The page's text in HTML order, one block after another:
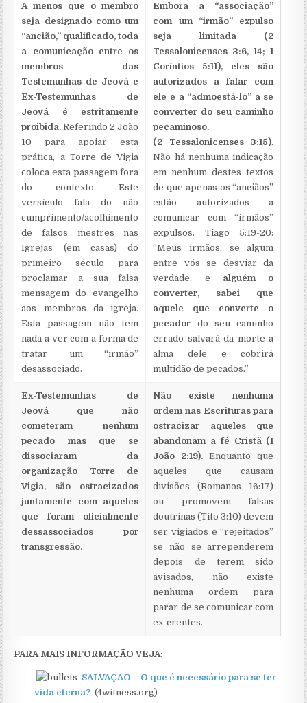
A menos que o membro
seja designado como um
“ancião,” qualificado, toda
a comunicação entre os
membros das
Testemunhas de Jeová e
Ex-Testemunhas de
Jeová é estritamente
proibida.Referindo 2 João
10 para apoiar esta
prática, a Torre de Vigia
coloca esta passagem fora
do contexto. Este
versículo fala do não
cumprimento/acolhimento
de falsos mestres nas
Igrejas (em casas) do
primeiro século para
proclamar a sua falsa
mensagem do evangelho
aos membros da igreja.
Esta passagem não tem
nada a ver com a forma de
tratar um “irmão”
desassociado.
Embora a “associação”
com um “irmão” expulso
seja limitada (2
Tessalonicenses 3:6, 14; 1
Coríntios 5:11), eles são
autorizados a falar com
ele e a “admoestá-lo” a se
converter do seu caminho
pecaminoso.
(2 Tessalonicenses 3:15).
Não há nenhuma indicação
em nenhum destes textos
de que apenas os “anciãos”
estão autorizados a
comunicar com “irmãos”
expulsos. Tiago 5:19-20:
“Meus irmãos, se algum
entre vós se desviar da
verdade, e alguém o
converter,
sabei que
aquele que converte o
pecador do seu caminho
errado salvará da morte a
alma dele e cobrirá
multidão de pecados.”
Ex-Testemunhas de
Jeová que não
cometeram nenhum
pecado mas que se
dissociaram da
organização Torre de
Vigia, são ostracizados
juntamente com aqueles
que foram oficialmente
dessassociados por
transgressão.
Não existe nenhuma
ordem nas Escrituras para
ostracizar aqueles que
abandonam a fé Cristã (1
João 2:19).Enquanto que
aqueles que causam
divisões (Romanos 16:17)
ou promovem falsas
doutrinas (Tito 3:10) devem
ser vigiados e “rejeitados”
se não se arrependerem
depois de terem sido
avisados, não existe
nenhuma ordem para
parar de se comunicar com
ex-crentes.
PARA MAIS INFORMAÇÃO VEJA:
SALVAÇÃO – O que é necessário para se ter
vida eterna? (4witness.org)